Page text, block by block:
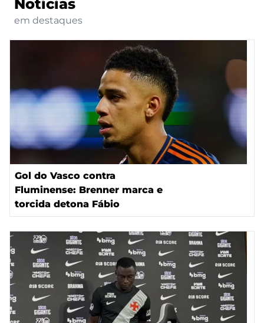
Notícias
em destaques
Gol do Vasco contra
Fluminense: Brenner marca e
torcida detona Fábio